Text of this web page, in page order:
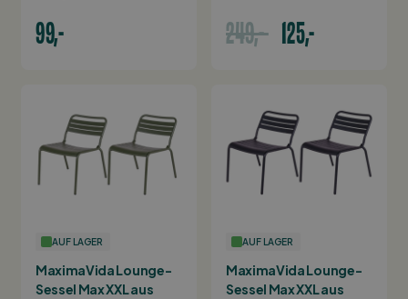
99,- 249,- 125,-
AUF LAGER
MaximaVida Lounge-
Sessel Max XXL aus
AUF LAGER
MaximaVida Lounge-
Sessel Max XXL aus